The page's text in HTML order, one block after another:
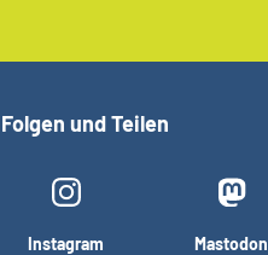
Folgen und Teilen
Instagram Mastodon